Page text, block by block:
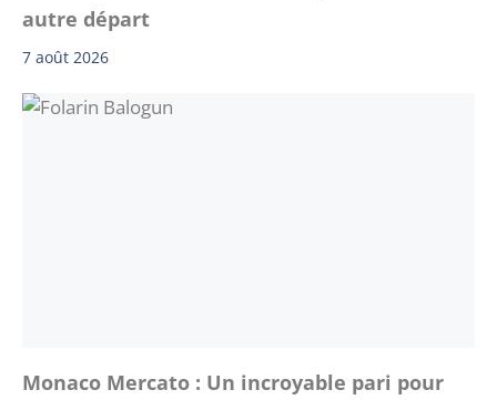
autre départ
7 août 2026
Monaco Mercato : Un incroyable pari pour